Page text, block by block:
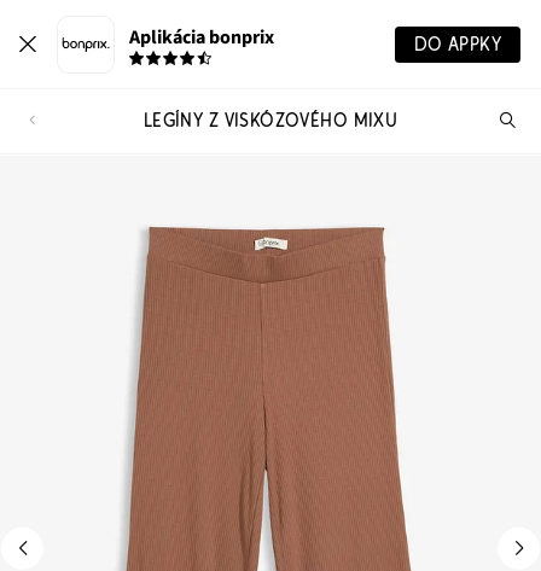
Aplikácia bonprix DO APPKY
LEGÍNY Z VISKÓZOVÉHO MIXU